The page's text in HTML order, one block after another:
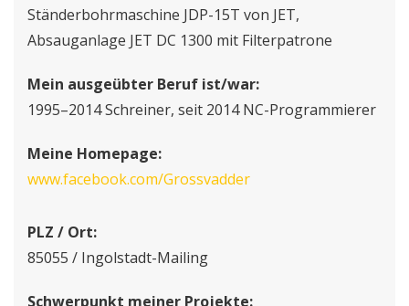
Ständerbohrmaschine JDP-15T von JET,
Absauganlage JET DC 1300 mit Filterpatrone
Mein ausgeübter Beruf ist/war:
1995–2014 Schreiner, seit 2014 NC-Programmierer
Meine Homepage:
www.facebook.com/Grossvadder
PLZ / Ort:
85055 / Ingolstadt-Mailing
Schwerpunkt meiner Projekte: